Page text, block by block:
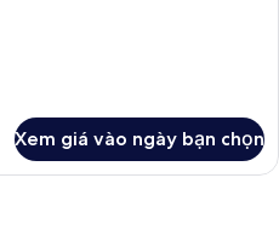
Xem giá vào ngày bạn chọn